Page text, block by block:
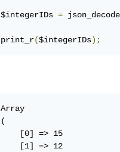
$integerIDs = json_decode
print_r($integerIDs);
Array
(
    [0] => 15
    [1] => 12